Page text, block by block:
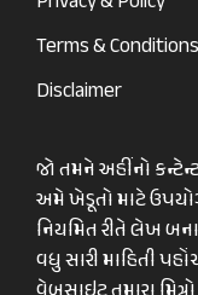
Terms & Conditions
Disclaimer
જો તમને અહીંનો
અમે ખેડૂતો માટે
નિયમિત રીતે લેખ
વધુ સારી માહિતી